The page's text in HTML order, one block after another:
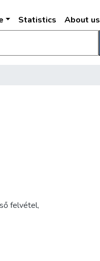
Statistics About us
felvétel,